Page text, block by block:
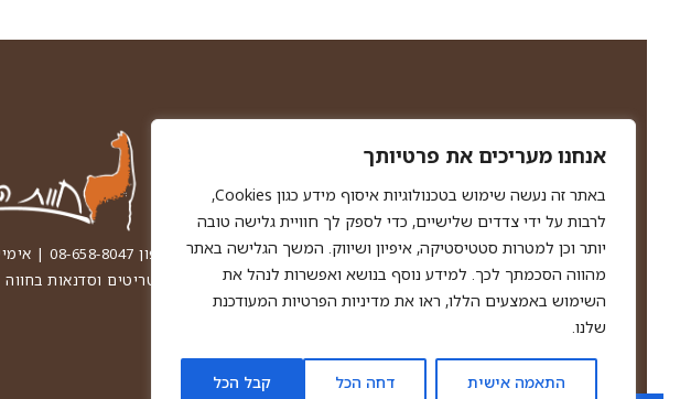
אנחנו מעריכים את פרטיותך
באתר זה נעשה שימוש בטכנולוגיות איסוף מידע כגון Cookies,
לרבות על ידי צדדים שלישיים, כדי לספק לך חוויית גלישה טובה
יותר וכן למטרות סטטיסטיקה, איפיון ושיווק. המשך הגלישה באתר
מהווה הסכמתך לכך. למידע נוסף בנושא ואפשרות לנהל את
השימוש באמצעים הללו, ראו את מדיניות הפרטיות המעודכנת
שלנו.
התאמה אישית דחה הכל קבל הכל
תקנון האתר
מדיניות החזרות
מפת האתר
טלפון 08-658-8047 | אימייל
רטריטים וסדנאות בחווה